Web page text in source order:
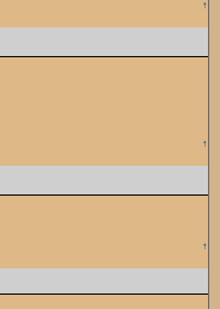
↑
↑
↑